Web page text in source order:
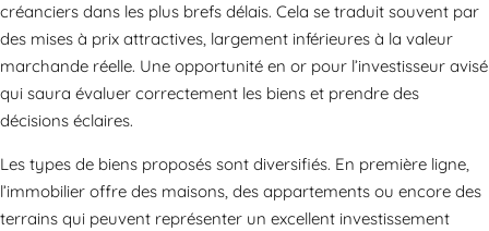
créanciers dans les plus brefs délais. Cela se traduit souvent par
des mises à prix attractives, largement inférieures à la valeur
marchande réelle. Une opportunité en or pour l’investisseur avisé
qui saura évaluer correctement les biens et prendre des
décisions éclaires.
Les types de biens proposés sont diversifiés. En première ligne,
l’immobilier offre des maisons, des appartements ou encore des
terrains qui peuvent représenter un excellent investissement